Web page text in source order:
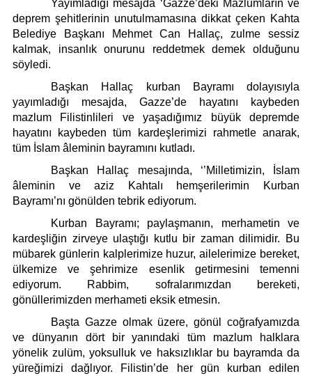
İletişim
Yayımladığı mesajda ‘Gazze’deki Mazlumların ve
deprem şehitlerinin unutulmamasına dikkat çeken Kahta
Belediye Başkanı Mehmet Can Hallaç, zulme sessiz
kalmak, insanlık onurunu reddetmek demek olduğunu
söyledi.
Başkan Hallaç kurban Bayramı dolayısıyla
yayımladığı mesajda, Gazze’de hayatını kaybeden
mazlum Filistinlileri ve yaşadığımız büyük depremde
hayatını kaybeden tüm kardeşlerimizi rahmetle anarak,
tüm İslam âleminin bayramını kutladı.
Başkan Hallaç mesajında, ‘’Milletimizin, İslam
âleminin ve aziz Kahtalı hemşerilerimin Kurban
Bayramı’nı gönülden tebrik ediyorum.
Kurban Bayramı; paylaşmanın, merhametin ve
kardeşliğin zirveye ulaştığı kutlu bir zaman dilimidir. Bu
mübarek günlerin kalplerimize huzur, ailelerimize bereket,
ülkemize ve şehrimize esenlik getirmesini temenni
ediyorum. Rabbim, sofralarımızdan bereketi,
gönüllerimizden merhameti eksik etmesin.
Başta Gazze olmak üzere, gönül coğrafyamızda
ve dünyanın dört bir yanındaki tüm mazlum halklara
yönelik zulüm, yoksulluk ve haksızlıklar bu bayramda da
yüreğimizi dağlıyor. Filistin’de her gün kurban edilen